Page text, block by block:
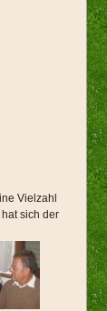
Vielzahl
sich der